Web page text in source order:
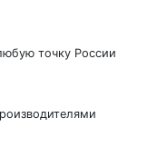
точку России